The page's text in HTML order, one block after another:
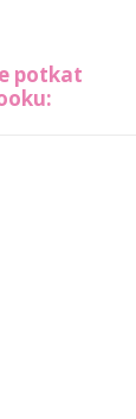
potkat